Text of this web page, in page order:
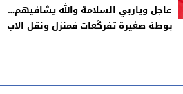
عاجل وياربي السلامة والله يشافيهم…
بوطة صغيرة تفرݣعات فمنزل ونقل الاب